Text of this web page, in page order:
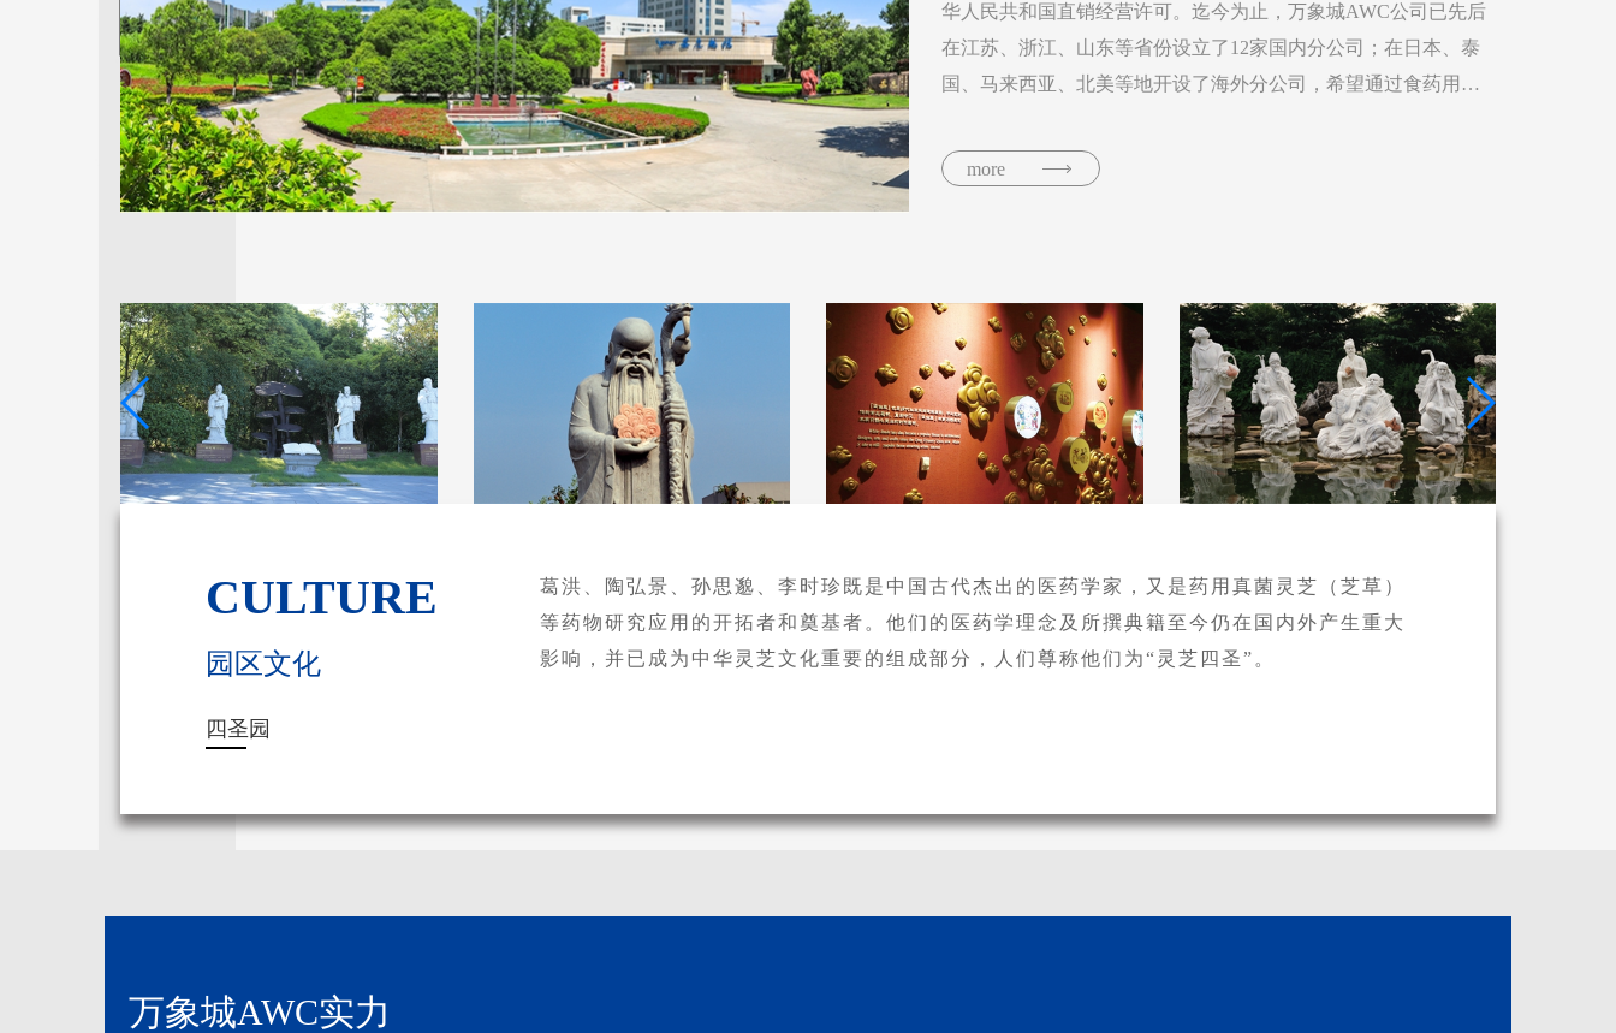
华人民共和国直销经营许可。迄今为止，万象城AWC公司已先后
在江苏、浙江、山东等省份设立了12家国内分公司；在日本、泰
国、马来西亚、北美等地开设了海外分公司，希望通过食药用菌
more
CULTURE
园区文化
四圣园
葛洪、陶弘景、孙思邈、李时珍既是中国古代杰出的医药学家，又是药用真菌灵芝（芝草）
等药物研究应用的开拓者和奠基者。他们的医药学理念及所撰典籍至今仍在国内外产生重大
影响，并已成为中华灵芝文化重要的组成部分，人们尊称他们为“灵芝四圣”。
万象城AWC实力